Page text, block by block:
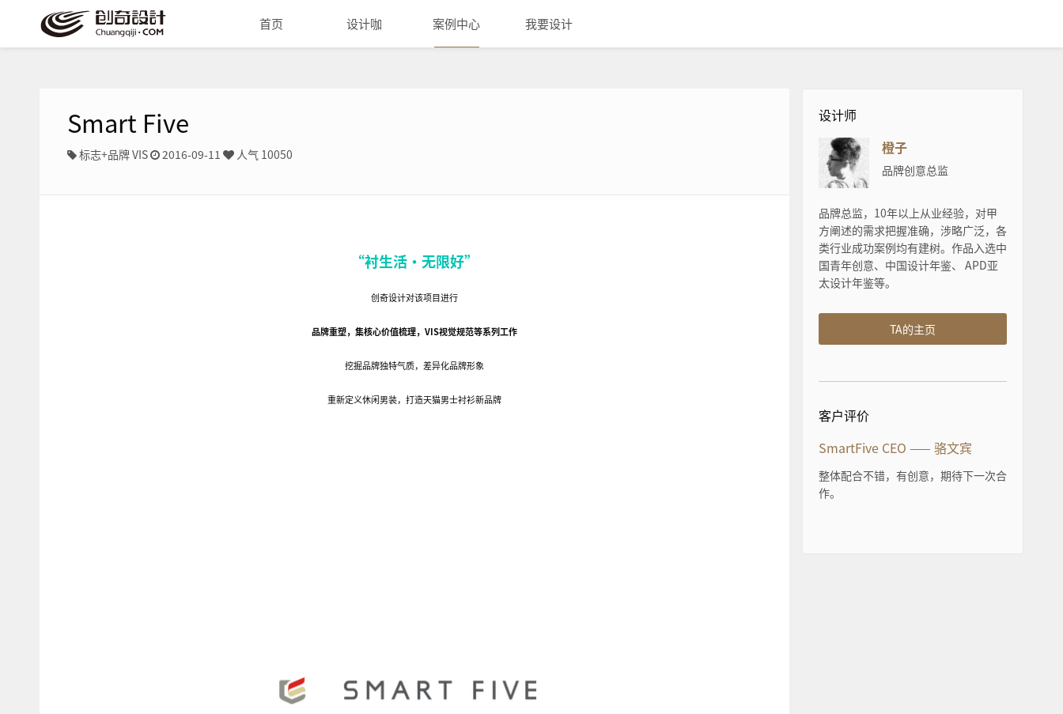
首页 设计咖 案例中心 我要设计
Smart Five
标志+品牌 VIS 2016-09-11 人气 10050
“衬生活·无限好”
创奇设计对该项目进行
品牌重塑，集核心价值梳理，VIS视觉规范等系列工作
挖掘品牌独特气质，差异化品牌形象
重新定义休闲男装，打造天猫男士衬衫新品牌
设计师
橙子
品牌创意总监
品牌总监，10年以上从业经验，对甲
方阐述的需求把握准确，涉略广泛，各
类行业成功案例均有建树。作品入选中
国青年创意、中国设计年鉴、 APD亚
太设计年鉴等。
TA的主页
客户评价
SmartFive CEO —— 骆文宾
整体配合不错，有创意，期待下一次合
作。